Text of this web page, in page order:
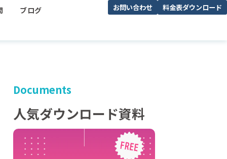
ブログ お問い合わせ 料金表ダウンロード
Documents
人気ダウンロード資料